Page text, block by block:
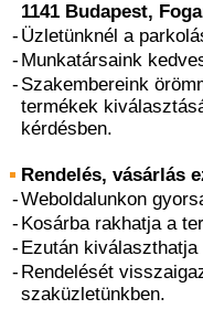
1141 Budapest,
- Üzletünknél a
- Munkatársaink
- Szakembereink
termékek
kérdésben.
Rendelés, vásárlás
-Weboldalunkon
- Kosárba rakhatja a
- Ezután
- Rendelését
szaküzletünkben.